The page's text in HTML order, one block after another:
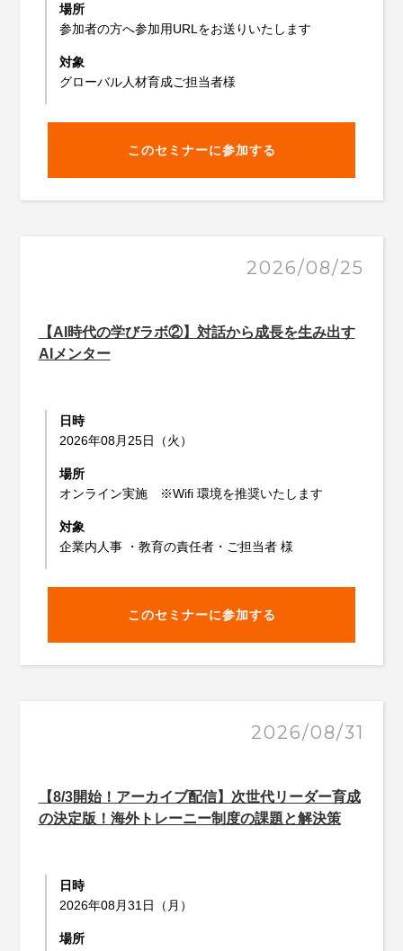
場所
参加者の方へ参加用URLをお送りいたします
対象
グローバル人材育成ご担当者様
このセミナーに参加する
2026/08/25
【AI時代の学びラボ②】対話から成長を生み出す
AIメンター
日時
2026年08月25日（火）
場所
オンライン実施 ※Wifi 環境を推奨いたします
対象
企業内人事 ・教育の責任者・ご担当者 様
このセミナーに参加する
2026/08/31
【8/3開始！アーカイブ配信】次世代リーダー育成
の決定版！海外トレーニー制度の課題と解決策
日時
2026年08月31日（月）
場所